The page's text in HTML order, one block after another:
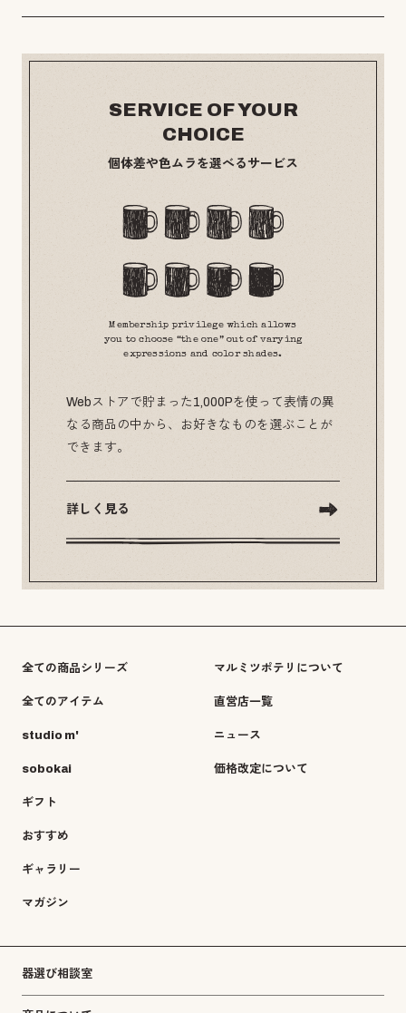
SERVICE OF YOUR
CHOICE
個体差や色ムラを選べるサービス
Membership privilege which allows
you to choose “the one” out of varying
expressions and color shades.
Webストアで貯まった1,000Pを使って表情の異
なる商品の中から、お好きなものを選ぶことが
できます。
詳しく見る
全ての商品シリーズ
全てのアイテム
studio m'
sobokai
ギフト
おすすめ
ギャラリー
マガジン
マルミツポテリについて
直営店一覧
ニュース
価格改定について
器選び相談室